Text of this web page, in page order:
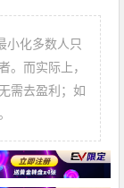
小化多数人只
。而实际上，
需去盈利；如